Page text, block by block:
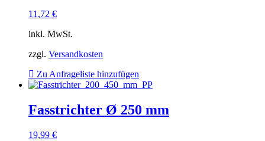
11,72 €
inkl. MwSt.
zzgl. Versandkosten
Zu Anfrageliste hinzufügen
Fasstrichter Ø 250 mm
19,99 €